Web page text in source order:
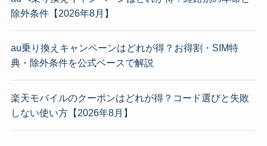
除外条件【2026年8月】
au乗り換えキャンペーンはどれが得？お得割・SIM特
典・除外条件を公式ベースで解説
楽天モバイルのクーポンはどれが得？コード選びと失敗
しない使い方【2026年8月】